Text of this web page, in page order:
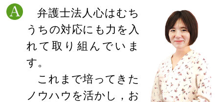
弁護士法人心はむち
うちの対応にも力を入
れて取り組んでいま
す。
これまで培ってきた
ノウハウを活かし，お